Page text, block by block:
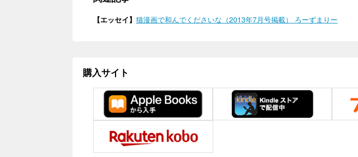
【エッセイ】 猫漫画で和んでくださいな（2013年7月号掲載） ろーずまりー
購入サイト